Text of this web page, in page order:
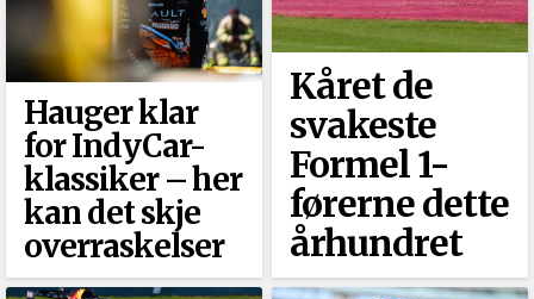
Hauger klar
for IndyCar-
klassiker –⁠ her
kan det skje
overraskelser
Kåret de
svakeste
Formel 1-
førerne dette
århundret